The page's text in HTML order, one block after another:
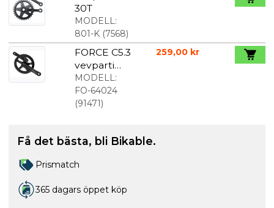
Styrbeslag
30T
MODELL:
801-K(7568)
FORCE C5.3
vevparti
med 36
tands
framdrev
pedalarmar
fyrkantig
MODELL:
FO-64024
(91471)
259,00 kr
Få det bästa, bli Bikable.
Prismatch
365 dagars öppet köp